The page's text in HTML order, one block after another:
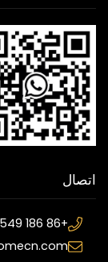
اتصال
+86 186 82100549